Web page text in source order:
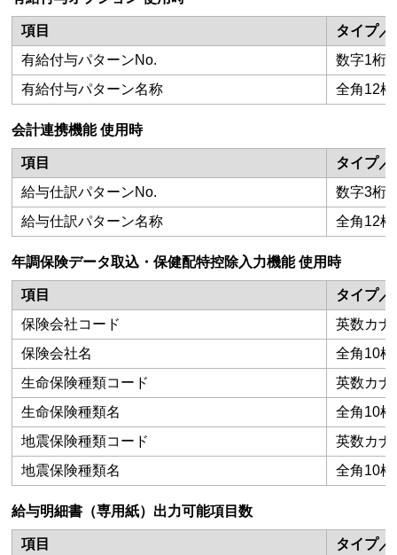
項目
タイプ／
有給付与パターンNo.
数字1桁
有給付与パターン名称
全角12
会計連携機能 使用時
項目
タイプ／
給与仕訳パターンNo.
数字3桁
給与仕訳パターン名称
全角12
年調保険データ取込・保健配特控除入力機能 使用時
項目
タイプ／
保険会社コード
英数カナ
保険会社名
全角10
生命保険種類コード
英数カナ
生命保険種類名
全角10
地震保険種類コード
英数カナ
地震保険種類名
全角10
給与明細書（専用紙）出力可能項目数
項目
タイプ／